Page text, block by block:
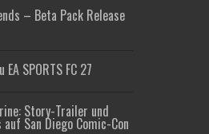
– Beta Pack Release
SPORTS FC 27
Story-Trailer und
San Diego Comic-Con